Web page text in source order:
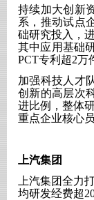
持续加大创新
系，推动试点
础研究投入，
其中应用基础
PCT专利超2万
加强科技人才
创新的高层次
进比例，整体
重点企业核心
上汽集团
上汽集团全力
均研发经费超